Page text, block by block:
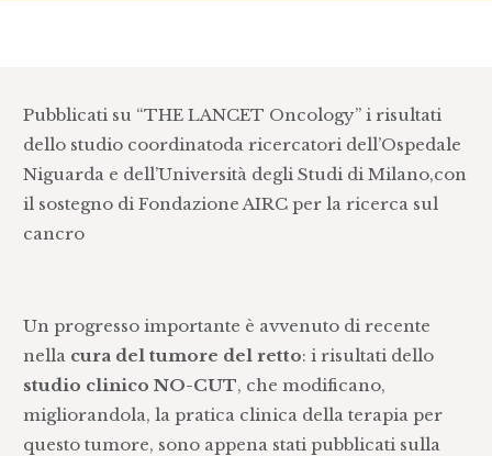
Pubblicati su “THE LANCET Oncology” i risultati
dello studio coordinatoda ricercatori dell’Ospedale
Niguarda e dell’Università degli Studi di Milano,con
il sostegno di Fondazione AIRC per la ricerca sul
cancro
Un progresso importante è avvenuto di recente
nella cura del tumore del retto: i risultati dello
studio clinico NO-CUT, che modificano,
migliorandola, la pratica clinica della terapia per
questo tumore, sono appena stati pubblicati sulla